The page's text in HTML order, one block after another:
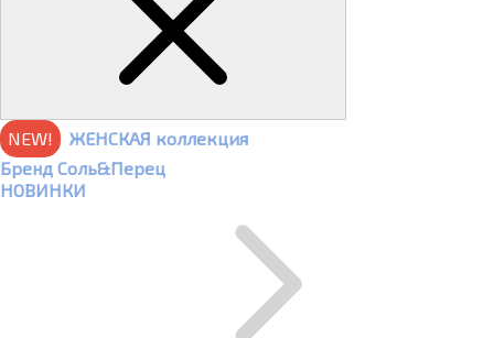
NEW!
ЖЕНСКАЯ коллекция
Бренд Соль&Перец
НОВИНКИ